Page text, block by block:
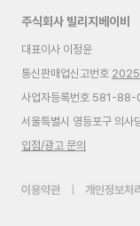
주식회사 빌리지베이비
대표이사 이정윤
통신판매업신고번호
사업자등록번호 581-
서울특별시 영등포구 의
입점/광고 문의
이용약관 개인정보처